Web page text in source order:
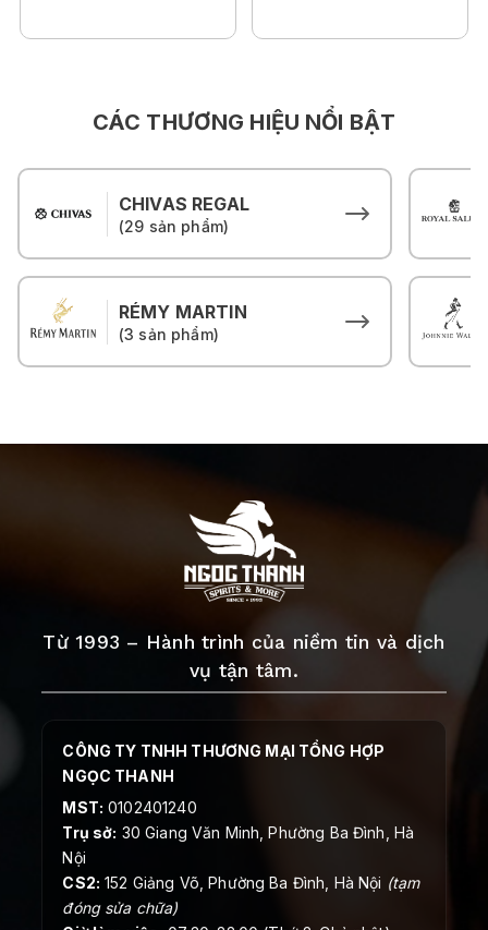
CÁC THƯƠNG HIỆU NỔI BẬT
CHIVAS REGAL
(29 sản phẩm)
RÉMY MARTIN
(3 sản phẩm)
Từ 1993 – Hành trình của niềm tin và dịch
vụ tận tâm.
CÔNG TY TNHH THƯƠNG MẠI TỔNG HỢP
NGỌC THANH
MST: 0102401240
Trụ sở: 30 Giang Văn Minh, Phường Ba Đình, Hà
Nội
CS2: 152 Giảng Võ, Phường Ba Đình, Hà Nội (tạm
đóng sửa chữa)